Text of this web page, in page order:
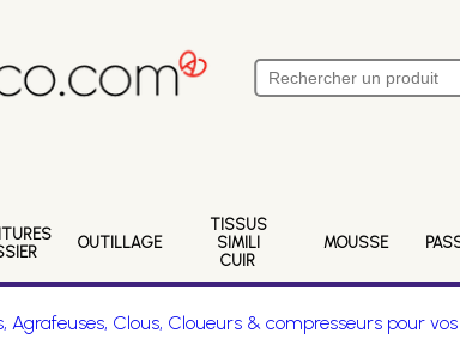
OUTILLAGE
TISSUS
SIMILI
CUIR
MOUSSE
Agrafeuses, Clous, Cloueurs & compresseurs pour